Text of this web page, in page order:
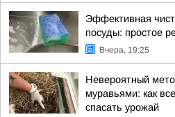
Эффективная
посуды: простое
Вчера, 19:25
Невероятный
муравьями: как
спасать урожай